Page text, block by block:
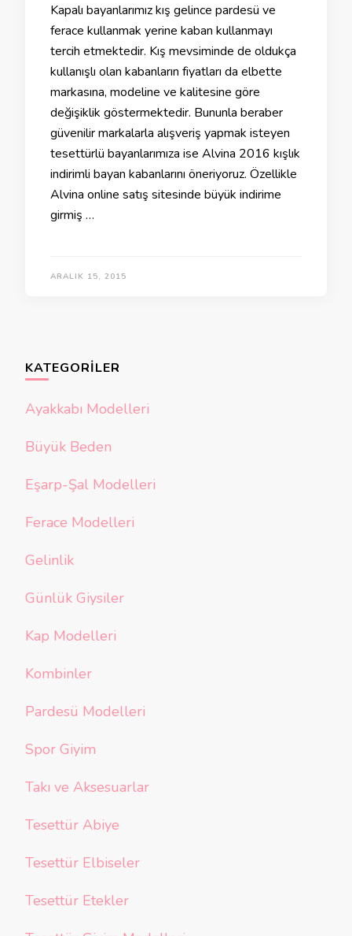
Kapalı bayanlarımız kış gelince pardesü ve
ferace kullanmak yerine kaban kullanmayı
tercih etmektedir. Kış mevsiminde de oldukça
kullanışlı olan kabanların fiyatları da elbette
markasına, modeline ve kalitesine göre
değişiklik göstermektedir. Bununla beraber
güvenilir markalarla alışveriş yapmak isteyen
tesettürlü bayanlarımıza ise Alvina 2016 kışlık
indirimli bayan kabanlarını öneriyoruz. Özellikle
Alvina online satış sitesinde büyük indirime
girmiş …
ARALIK 15, 2015
KATEGORILER
Ayakkabı Modelleri
Büyük Beden
Eşarp-Şal Modelleri
Ferace Modelleri
Gelinlik
Günlük Giysiler
Kap Modelleri
Kombinler
Pardesü Modelleri
Spor Giyim
Takı ve Aksesuarlar
Tesettür Abiye
Tesettür Elbiseler
Tesettür Etekler